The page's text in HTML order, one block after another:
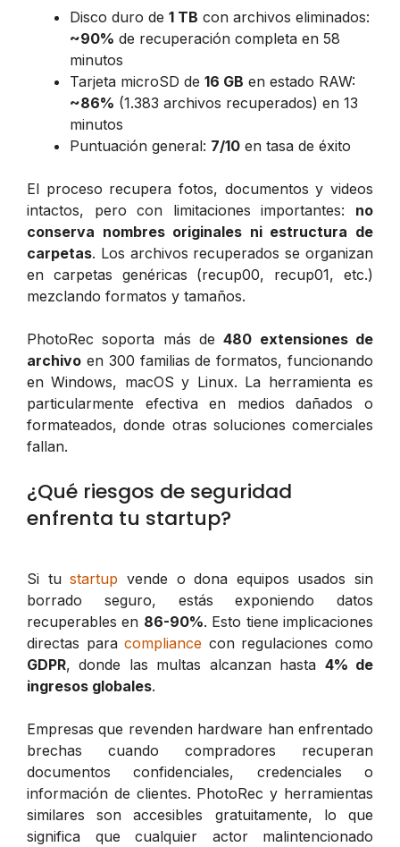
Disco duro de 1 TB con archivos eliminados:
~90% de recuperación completa en 58
minutos
Tarjeta microSD de 16 GB en estado RAW:
~86% (1.383 archivos recuperados) en 13
minutos
Puntuación general: 7/10 en tasa de éxito
El proceso recupera fotos, documentos y videos
intactos, pero con limitaciones importantes: no
conserva nombres originales ni estructura de
carpetas. Los archivos recuperados se organizan
en carpetas genéricas (recup00, recup01, etc.)
mezclando formatos y tamaños.
PhotoRec soporta más de480 extensiones de
archivo en 300 familias de formatos, funcionando
en Windows, macOS y Linux. La herramienta es
particularmente efectiva en medios dañados o
formateados, donde otras soluciones comerciales
fallan.
¿Qué riesgos de seguridad
enfrenta tu startup?
Si tustartup vende o dona equipos usados sin
borrado seguro, estás exponiendo datos
recuperables en 86-90%. Esto tiene implicaciones
directas paracompliance con regulaciones como
GDPR, donde las multas alcanzan hasta 4% de
ingresos globales.
Empresas que revenden hardware han enfrentado
brechas cuando compradores recuperan
documentos confidenciales, credenciales o
información de clientes. PhotoRec y herramientas
similares son accesibles gratuitamente, lo que
significa que cualquier actor malintencionado